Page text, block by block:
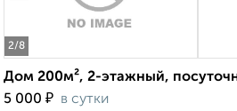
2/8
Дом 200м², 2-этажный,
5 000 ₽ в сутки